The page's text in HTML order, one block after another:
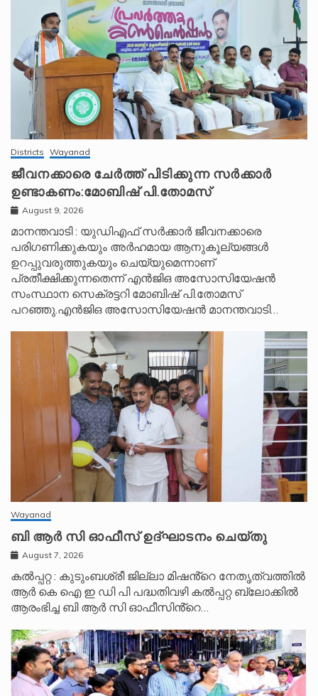
Districts Wayanad
ജീവനക്കാരെ ചേർത്ത് പിടിക്കുന്ന സർക്കാർ
ഉണ്ടാകണം:മോബിഷ് പി.തോമസ്
August 9, 2026
മാനന്തവാടി : യുഡിഎഫ് സർക്കാർ ജീവനക്കാരെ
പരിഗണിക്കുകയും അർഹമായ ആനുകൂല്യങ്ങൾ
ഉറപ്പുവരുത്തുകയും ചെയ്യുമെന്നാണ്
പ്രതീക്ഷിക്കുന്നതെന്ന് എൻജിഒ അസോസിയേഷൻ
സംസ്ഥാന സെക്രട്ടറി മോബിഷ് പി.തോമസ്
പറഞ്ഞു.എൻജിഒ അസോസിയേഷൻ മാനന്തവാടി…
Wayanad
ബി ആർ സി ഓഫീസ് ഉദ്ഘാടനം ചെയ്തു
August 7, 2026
കൽപ്പറ്റ : കുടുംബശ്രീ ജില്ലാ മിഷൻ്റെ നേതൃത്വത്തിൽ
ആർ കെ ഐ ഇ ഡി പി പദ്ധതിവഴി കൽപ്പറ്റ ബ്ലോക്കിൽ
ആരംഭിച്ച ബി ആർ സി ഓഫീസിൻ്റെ…